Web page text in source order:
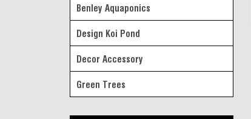
Benley Aquaponics
Design Koi Pond
Decor Accessory
Green Trees